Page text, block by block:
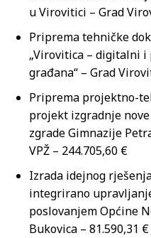
u Virovitici – Grad
Priprema tehničke
„Virovitica – digitalni
građana“ – Grad
Priprema projektno-
projekt izgradnje
zgrade Gimnazije
VPŽ – 244.705,60 €
Izrada idejnog
integrirano
poslovanjem Općine
Bukovica – 81.590,31 €